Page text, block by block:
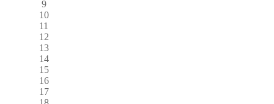
9
10
11
12
13
14
15
16
17